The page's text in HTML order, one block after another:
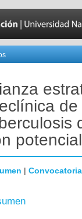
| Convocatoria